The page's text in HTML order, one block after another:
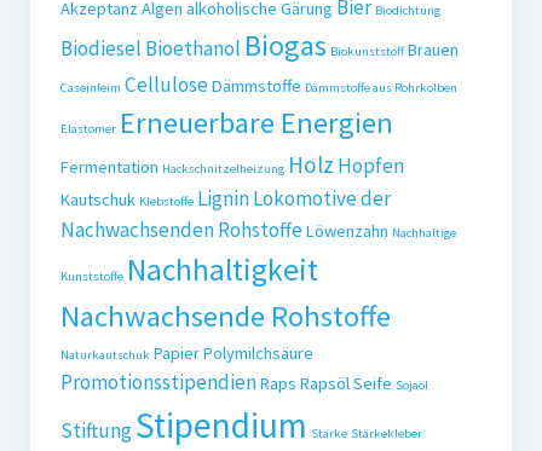
Akzeptanz Algen alkoholische Gärung Bier Biodichtung
Biodiesel Bioethanol Biogas Biokunststoff Brauen
Caseinleim CelluloseDämmstoffe Dämmstoffe aus Rohrkolben
Elastomer Erneuerbare Energien
Fermentation Hackschnitzelheizung Holz Hopfen
Kautschuk Klebstoffe LigninLokomotive der
Nachwachsenden RohstoffeLöwenzahn Nachhaltige
Kunststoffe Nachhaltigkeit
Nachwachsende Rohstoffe
Naturkautschuk PapierPolymilchsäure
PromotionsstipendienRaps RapsölSeife Sojaöl
StiftungStipendium Stärke Stärkekleber